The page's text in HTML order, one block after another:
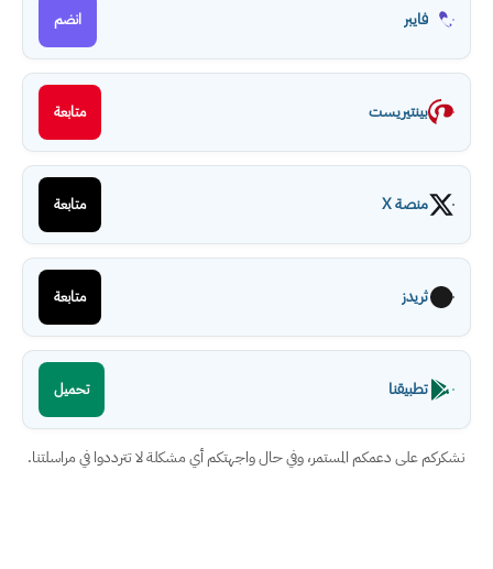
فايبر انضم
بينتيريست متابعة
منصة X متابعة
ثريدز متابعة
تطبيقنا تحميل
نشكركم على دعمكم المستمر، وفي حال واجهتكم أي مشكلة لا تترددوا في مراسلتنا.